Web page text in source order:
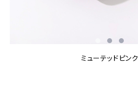
ミューテッドピンク